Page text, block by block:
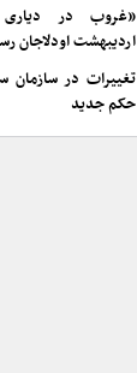
«غروب در
اردیبهشت اودلاجان
تغییرات در سازمان
حکم جدید